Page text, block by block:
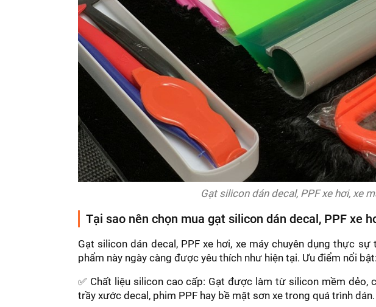
Gạt silicon dán decal, PPF xe hơi, xe
Tại sao nên chọn mua gạt silicon dán decal, PPF xe
Gạt silicon dán decal, PPF xe hơi, xe máy chuyên dụng thực
phẩm này ngày càng được yêu thích như hiện tại. Ưu điểm nổi bật:
✅ Chất liệu silicon cao cấp: Gạt được làm từ silicon mềm dẻo,
trầy xước decal, phim PPF hay bề mặt sơn xe trong quá trình dán.